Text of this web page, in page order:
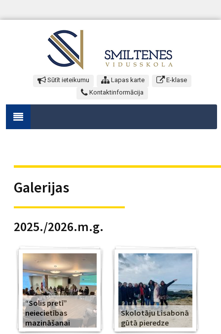
Sūtīt ieteikumu Lapas karte
E-klase
Kontaktinformācija
Galerijas
2025./2026.m.g.
“Solis pretī”
neiecietības
mazināšanai
Skolotāju Lisabonā
gūtā pieredze